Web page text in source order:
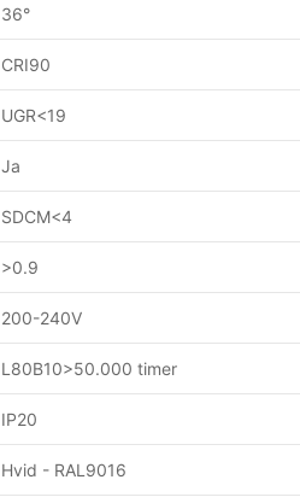
36°
CRI90
UGR<19
Ja
SDCM<4
>0.9
200-240V
L80B10>50.000 timer
IP20
Hvid - RAL9016